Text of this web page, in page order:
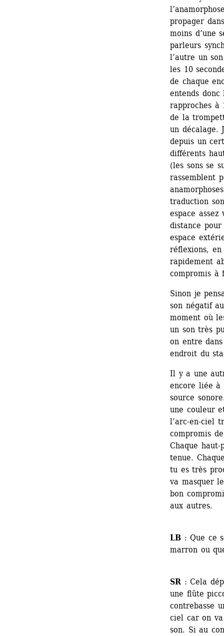
propager
moins d’une
parleurs
l’autre un
les 10
de chaque
entends
rapproches
de la
un décalage.
depuis un
différents
(les sons se
rassemblent
traduction
espace
distance
espace
réflexions,
rapidement
compromis
Sinon je
son négatif
moment où
un son très
on entre
endroit du
Il y a une
encore liée à
source
une couleur
l’arc-en-ciel
compromis
Chaque
tenue.
tu es très
va masquer
bon
aux autres.
LB : Que ce
marron ou
SR : Cela
une flûte
contrebasse
ciel car on
son. Si au